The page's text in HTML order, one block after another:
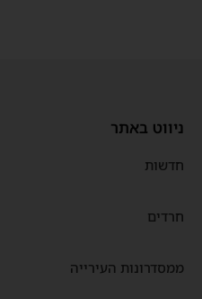
ניווט באתר
חדשות
חרדים
ממסדרונות העירייה